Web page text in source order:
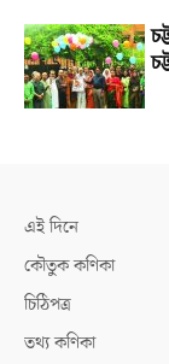
এই দিনে
কৌতুক কণিকা
চিঠিপত্র
তথ্য কণিকা